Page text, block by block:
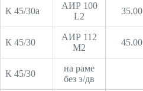
К 45/30а
АИР 100
L2
35.00
К 45/30
АИР 112
М2
45.00
К 45/30
на раме
без э/дв